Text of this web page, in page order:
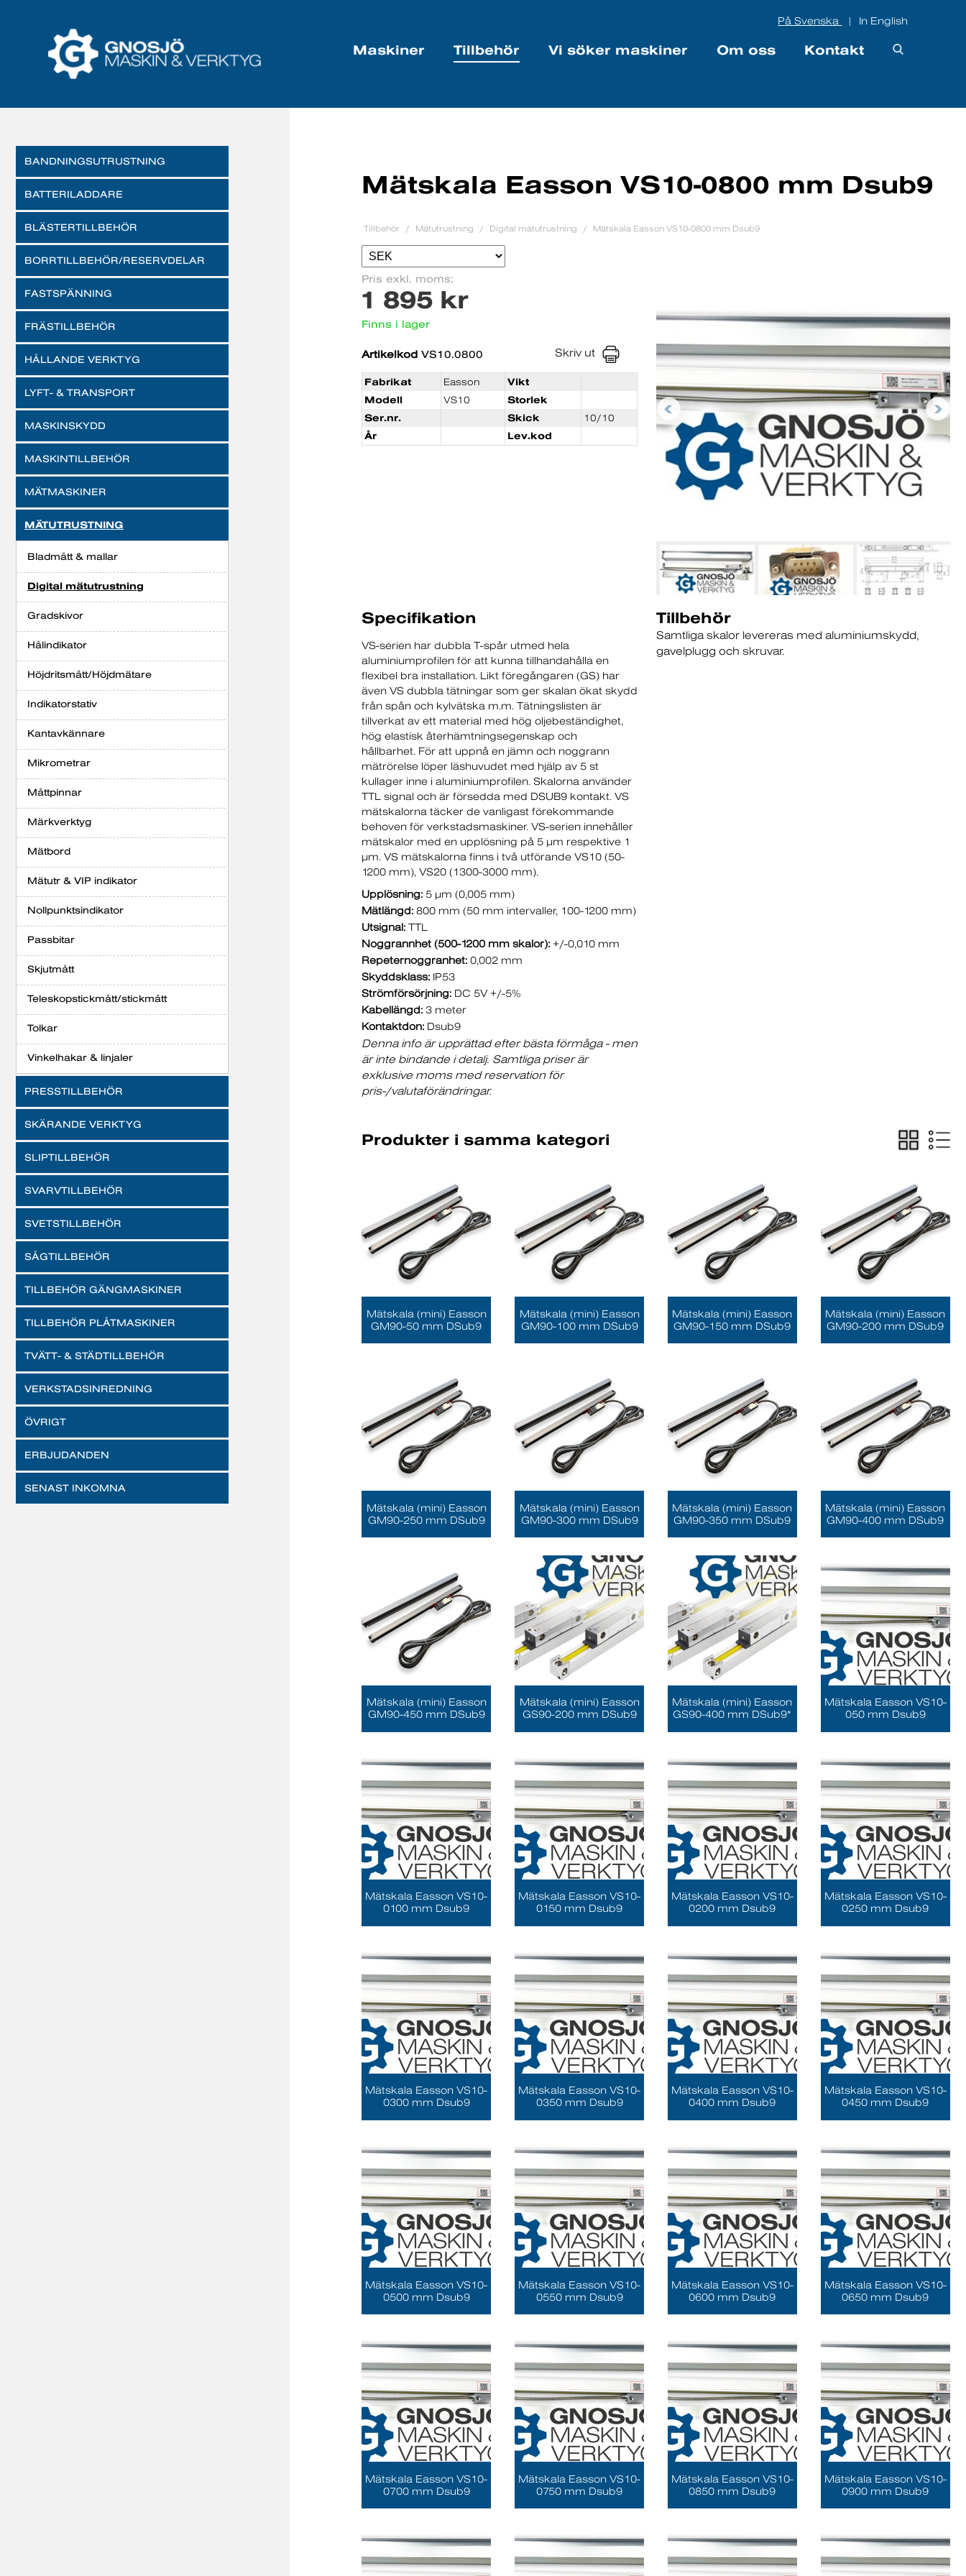
På Svenska In English
Maskiner Tillbehör Vi söker maskiner Om oss Kontakt
BANDNINGSUTRUSTNING
BATTERILADDARE
BLÄSTERTILLBEHÖR
BORRTILLBEHÖR/RESERVDELAR
FASTSPÄNNING
FRÄSTILLBEHÖR
HÅLLANDE VERKTYG
LYFT- & TRANSPORT
MASKINSKYDD
MASKINTILLBEHÖR
MÄTMASKINER
MÄTUTRUSTNING
Bladmått & mallar
Digital mätutrustning
Gradskivor
Hålindikator
Höjdritsmått/Höjdmätare
Indikatorstativ
Kantavkännare
Mikrometrar
Måttpinnar
Märkverktyg
Mätbord
Mätutr & VIP indikator
Nollpunktsindikator
Passbitar
Skjutmått
Teleskopstickmått/stickmått
Tolkar
Vinkelhakar & linjaler
PRESSTILLBEHÖR
SKÄRANDE VERKTYG
SLIPTILLBEHÖR
SVARVTILLBEHÖR
SVETSTILLBEHÖR
SÅGTILLBEHÖR
TILLBEHÖR GÄNGMASKINER
TILLBEHÖR PLÅTMASKINER
TVÄTT- & STÄDTILLBEHÖR
VERKSTADSINREDNING
ÖVRIGT
ERBJUDANDEN
SENAST INKOMNA
Mätskala Easson VS10-0800 mm Dsub9
Tillbehör Mätutrustning Digital mätutrustning Mätskala Easson VS10-0800 mm Dsub9
Pris exkl. moms:
1 895 kr
Finns i lager
Artikelkod VS10.0800 Skriv ut
Fabrikat Easson
Vikt
Modell
VS10
Storlek
Ser.nr.
Skick
10/10
År
Lev.kod
Tillbehör
Samtliga skalor levereras med aluminiumskydd
gavelplugg och skruvar.
Specifikation
VS-serien har dubbla T-spår utmed hela
aluminiumprofilen för att kunna tillhandahålla en
flexibel bra installation. Likt föregångaren (GS) har
även VS dubbla tätningar som ger skalan ökat skydd
från spån och kylvätska m.m. Tätningslisten är
tillverkat av ett material med hög oljebeständighet,
hög elastisk återhämtningsegenskap och
hållbarhet. För att uppnå en jämn och noggrann
mätrörelse löper läshuvudet med hjälp av 5 st
kullager inne i aluminiumprofilen. Skalorna använder
TTL signal och är försedda med DSUB9 kontakt. VS
mätskalorna täcker de vanligast förekommande
behoven för verkstadsmaskiner. VS-serien innehåller
mätskalor med en upplösning på 5 µm respektive 1
µm. VS mätskalorna finns i två utförande VS10 (50-
1200 mm), VS20 (1300-3000 mm).
Upplösning: 5 µm (0,005 mm)
Mätlängd: 800 mm (50 mm intervaller, 100-1200 mm)
Utsignal: TTL
Noggrannhet (500-1200 mm skalor): +/-0,010 mm
Repeternoggranhet: 0,002 mm
Skyddsklass: IP53
Strömförsörjning: DC 5V +/-5%
Kabellängd: 3 meter
Kontaktdon: Dsub9
Denna info är upprättad efter bästa förmåga - men
är inte bindande i detalj. Samtliga priser är
exklusive moms med reservation för
pris-/valutaförändringar.
Produkter i samma kategori
Mätskala (mini) Easson
GM90-50 mm DSub9
Mätskala (mini) Easson
GM90-100 mm DSub9
Mätskala (mini) Easson
GM90-150 mm DSub9
Mätskala (mini) Easson
GM90-200 mm DSub9
Mätskala (mini) Easson
GM90-250 mm DSub9
Mätskala (mini) Easson
GM90-300 mm DSub9
Mätskala (mini) Easson
GM90-350 mm DSub9
Mätskala (mini) Easson
GM90-400 mm DSub9
Mätskala (mini) Easson
GM90-450 mm DSub9
Mätskala (mini) Easson
GS90-200 mm DSub9
Mätskala (mini) Easson
GS90-400 mm DSub9*
Mätskala Easson VS10-
050 mm Dsub9
Mätskala Easson VS10-
0100 mm Dsub9
Mätskala Easson VS10-
0150 mm Dsub9
Mätskala Easson VS10-
0200 mm Dsub9
Mätskala Easson VS10-
0250 mm Dsub9
Mätskala Easson VS10-
0300 mm Dsub9
Mätskala Easson VS10-
0350 mm Dsub9
Mätskala Easson VS10-
0400 mm Dsub9
Mätskala Easson VS10-
0450 mm Dsub9
Mätskala Easson VS10-
0500 mm Dsub9
Mätskala Easson VS10-
0550 mm Dsub9
Mätskala Easson VS10-
0600 mm Dsub9
Mätskala Easson VS10-
0650 mm Dsub9
Mätskala Easson VS10-
0700 mm Dsub9
Mätskala Easson VS10-
0750 mm Dsub9
Mätskala Easson VS10-
0850 mm Dsub9
Mätskala Easson VS10-
0900 mm Dsub9